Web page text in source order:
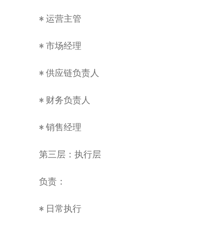
• 运营主管
• 市场经理
• 供应链负责人
• 财务负责人
• 销售经理
第三层：执行层
负责：
• 日常执行